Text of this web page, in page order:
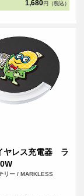
1,680 円（税込）
ヤレス充電器 ラ
リー / MARKLESS